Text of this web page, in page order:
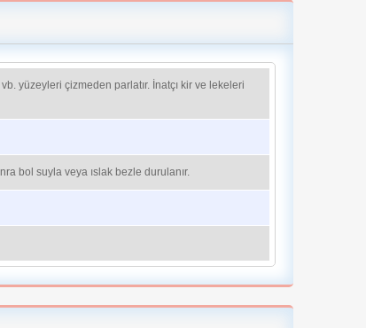
yüzeyleri çizmeden parlatır. İnatçı kir ve lekeleri
bol suyla veya ıslak bezle durulanır.